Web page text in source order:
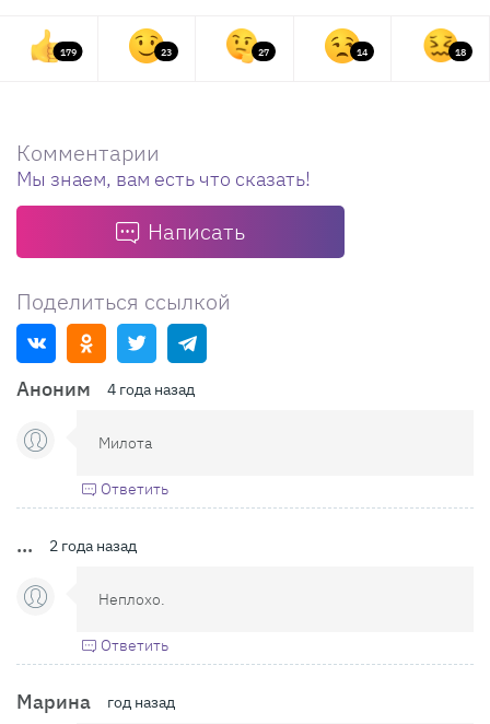
179 23 27 14 18
Комментарии
Мы знаем, вам есть что сказать!
Написать
Поделиться ссылкой
Аноним 4 года назад
Милота
Ответить
... 2 года назад
Неплохо.
Ответить
Марина год назад